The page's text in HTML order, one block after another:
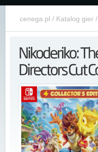
cenega.pl / Katalog gier/